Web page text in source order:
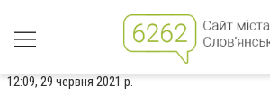
12:09, 29 червня 2021 р.